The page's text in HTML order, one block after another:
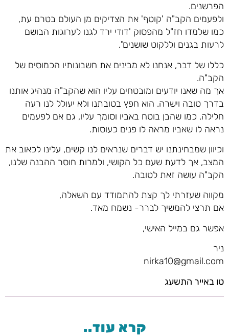
הפרשנים.
ולפעמים הקב"ה 'קוטף' את הצדיקים מן העולם בטרם עת,
כמו שלמדו חז"ל מהפסוק 'דודי ירד לגנו לערוגות הבושם
לרעות בגנים וללקוט שושנים".
כללו של דבר, אנחנו לא מבינים את חשבונותיו הכמוסים של
הקב"ה.
אך מה שאנו יודעים ומובטחים עליו הוא שהקב"ה מנהיג אותנו
בדרך טובה וישרה. הוא חפץ בטובתנו ולא יעולל לנו רעה
חלילה. כמו שהבן בוטח באביו וסומך עליו, גם אם לפעמים
נראה לו שאביו מראה לו פנים כעוסות.
וכיוון שמבחינתנו יש דברים שנראים לנו קשים, עלינו לכאוב את
המצב, אך לדעת שעם כל הקושי, ולמרות חוסר ההבנה שלנו,
הקב"ה עושה זאת לטובה.
מקווה שעזרתי לך קצת להתמודד עם השאלה,
אם תרצי להמשיך לברר- נשמח מאד.
אפשר גם במייל האישי,
ניר
nirka10@gmail.com
טו באייר התשעג
קרא עוד..